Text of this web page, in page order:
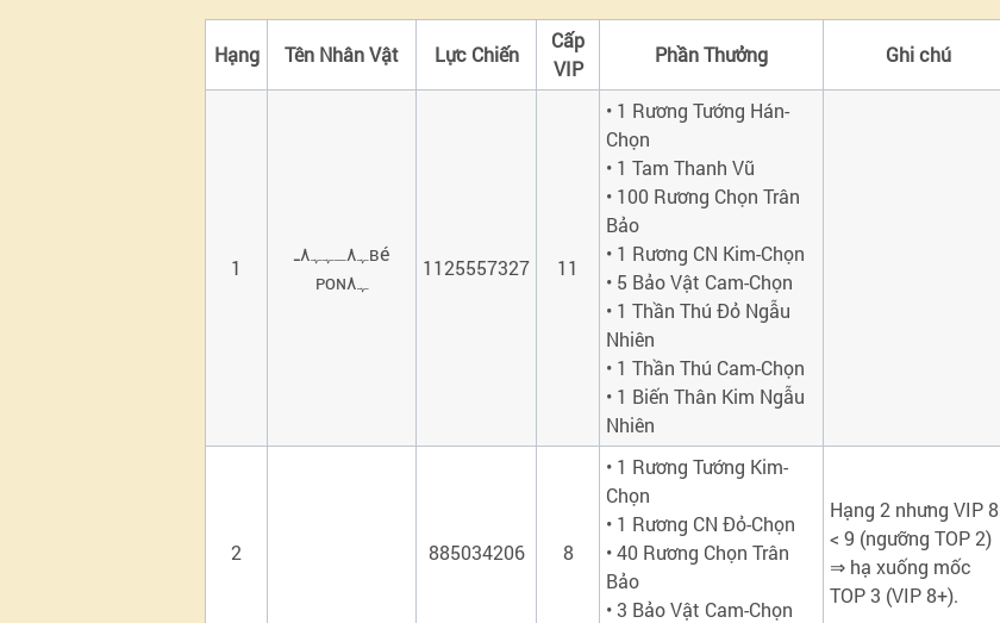
Hạng Tên Nhân Vật Lực Chiến
Cấp
VIP
Phần Thưởng Ghi chú
1
ﮩ٨ـﮩﮩ٨ـʙé
ᴘᴏɴﮩ٨
1125557327 11
• 1 Rương Tướng Hán-
Chọn
• 1 Tam Thanh Vũ
• 100 Rương Chọn Trân
Bảo
• 1 Rương CN Kim-Chọn
• 5 Bảo Vật Cam-Chọn
• 1 Thần Thú Đỏ Ngẫu
Nhiên
• 1 Thần Thú Cam-Chọn
• 1 Biến Thân Kim Ngẫu
Nhiên
2 885034206 8
• 1 Rương Tướng Kim-
Chọn
• 1 Rương CN Đỏ-Chọn
• 40 Rương Chọn Trân
Bảo
• 3 Bảo Vật Cam-Chọn
Hạng 2 nhưng VIP 8
< 9 (ngưỡng TOP 2)
⇒ hạ xuống mốc
TOP 3 (VIP 8+).